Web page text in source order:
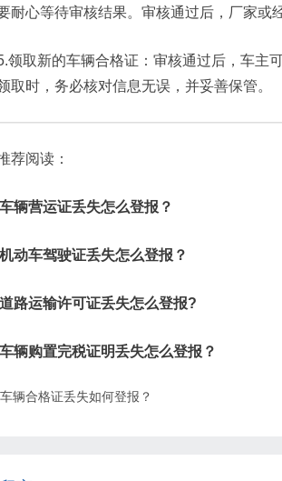
耐心等待审核结果。审核通过后，厂家或
领取新的车辆合格证‌：审核通过后，车主
取时，务必核对信息无误，并妥善保管。
荐阅读：
车辆营运证丢失怎么登报？
机动车驾驶证丢失怎么登报？
道路运输许可证丢失怎么登报?
车辆购置完税证明丢失怎么登报？
车辆合格证丢失如何登报？